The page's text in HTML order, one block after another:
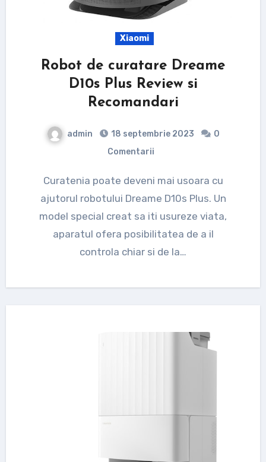
Xiaomi
Robot de curatare Dreame
D10s Plus Review si
Recomandari
admin 18 septembrie 2023
0
Comentarii
Curatenia poate deveni mai usoara cu
ajutorul robotului Dreame D10s Plus. Un
model special creat sa iti usureze viata,
aparatul ofera posibilitatea de a il
controla chiar si de la…